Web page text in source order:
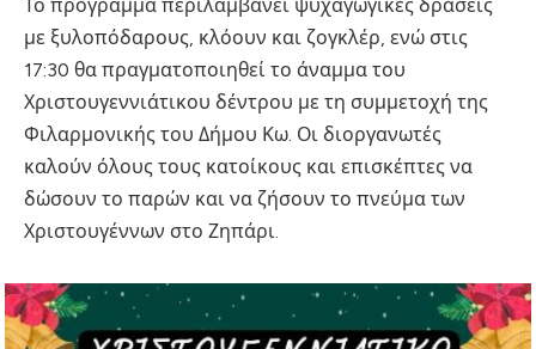
Το πρόγραμμα περιλαμβάνει ψυχαγωγικές δράσεις
με ξυλοπόδαρους, κλόουν και ζογκλέρ, ενώ στις
17:30 θα πραγματοποιηθεί το άναμμα του
Χριστουγεννιάτικου δέντρου με τη συμμετοχή της
Φιλαρμονικής του Δήμου Κω. Οι διοργανωτές
καλούν όλους τους κατοίκους και επισκέπτες να
δώσουν το παρών και να ζήσουν το πνεύμα των
Χριστουγέννων στο Ζηπάρι.